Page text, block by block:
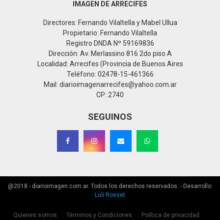
IMAGEN DE ARRECIFES
Directores: Fernando Vilaltella y Mabel Ullua
Propietario: Fernando Vilaltella
Registro DNDA Nº 59169836
Dirección: Av. Merlassino 816 2do piso A
Localidad: Arrecifes (Provincia de Buenos Aires
Teléfono: 02478-15-461366
Mail: diarioimagenarrecifes@yahoo.com.ar
CP: 2740
SEGUINOS
@2018 - diarioimagen.com.ar. Todos los derechos reservados. - Desarrollo:
Luli Rosset
Quienes somos Términos y Condiciones Política de privacidad